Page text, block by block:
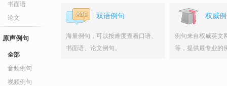
书面语
论文
原声例句
全部
音频例句
视频例句
双语例句
海量例句，可以按难度查看口语、
书面语、论文例句。
权威
例句来自权威英文
等，提供最专业的